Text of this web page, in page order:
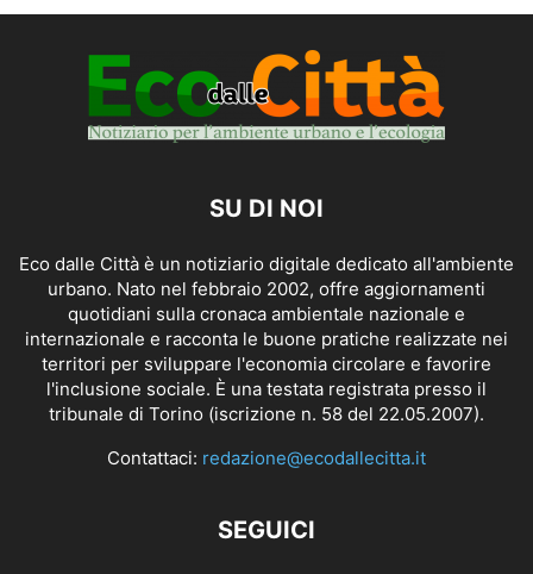
SU DI NOI
Eco dalle Città è un notiziario digitale dedicato all'ambiente
urbano. Nato nel febbraio 2002, offre aggiornamenti
quotidiani sulla cronaca ambientale nazionale e
internazionale e racconta le buone pratiche realizzate nei
territori per sviluppare l'economia circolare e favorire
l'inclusione sociale. È una testata registrata presso il
tribunale di Torino (iscrizione n. 58 del 22.05.2007).
Contattaci: redazione@ecodallecitta.it
SEGUICI